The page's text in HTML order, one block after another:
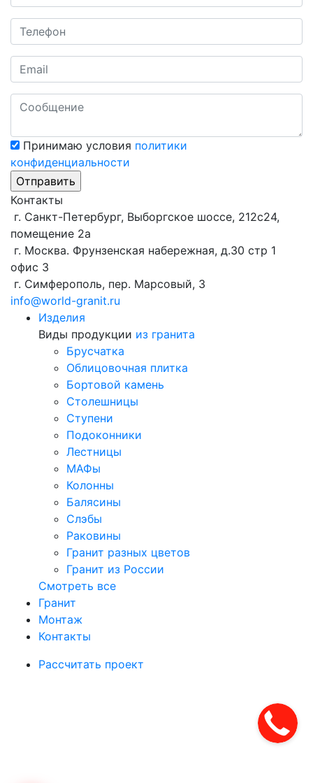
Принимаю условия политики
конфиденциальности
Контакты
г. Санкт-Петербург, Выборгское шоссе, 212с24,
помещение 2а
г. Москва. Фрунзенская набережная, д.30 стр 1
офис 3
г. Симферополь, пер. Марсовый, 3
info@world-granit.ru
Изделия
Виды продукции из гранита
Брусчатка
Облицовочная плитка
Бортовой камень
Столешницы
Ступени
Подоконники
Лестницы
МАФы
Колонны
Балясины
Слэбы
Раковины
Гранит разных цветов
Гранит из России
Смотреть все
Гранит
Монтаж
Контакты
Рассчитать проект